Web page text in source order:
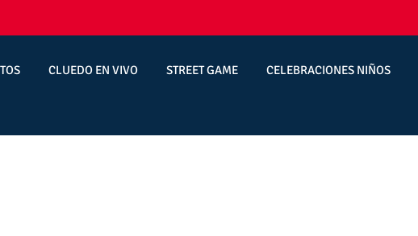
CLUEDO EN VIVO STREET GAME CELEBRACIONES NIÑOS